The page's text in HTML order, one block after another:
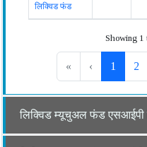
लिक्विड फंड
Showing 1
« ‹ 1 2
लिक्विड म्यूचुअल फंड एसआईपी